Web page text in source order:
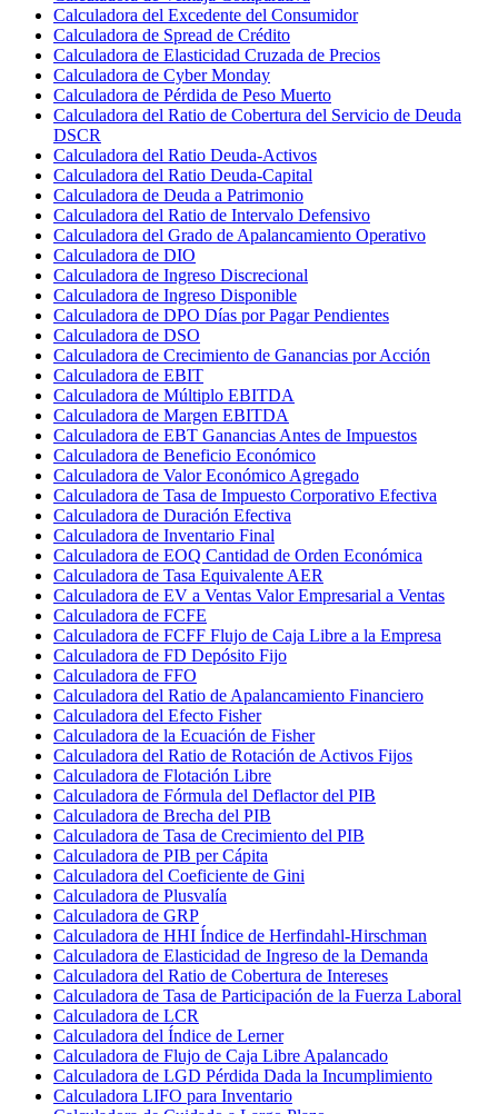
Calculadora del Excedente del Consumidor
Calculadora de Spread de Crédito
Calculadora de Elasticidad Cruzada de Precios
Calculadora de Cyber Monday
Calculadora de Pérdida de Peso Muerto
Calculadora del Ratio de Cobertura del Servicio de Deuda
DSCR
Calculadora del Ratio Deuda-Activos
Calculadora del Ratio Deuda-Capital
Calculadora de Deuda a Patrimonio
Calculadora del Ratio de Intervalo Defensivo
Calculadora del Grado de Apalancamiento Operativo
Calculadora de DIO
Calculadora de Ingreso Discrecional
Calculadora de Ingreso Disponible
Calculadora de DPO Días por Pagar Pendientes
Calculadora de DSO
Calculadora de Crecimiento de Ganancias por Acción
Calculadora de EBIT
Calculadora de Múltiplo EBITDA
Calculadora de Margen EBITDA
Calculadora de EBT Ganancias Antes de Impuestos
Calculadora de Beneficio Económico
Calculadora de Valor Económico Agregado
Calculadora de Tasa de Impuesto Corporativo Efectiva
Calculadora de Duración Efectiva
Calculadora de Inventario Final
Calculadora de EOQ Cantidad de Orden Económica
Calculadora de Tasa Equivalente AER
Calculadora de EV a Ventas Valor Empresarial a Ventas
Calculadora de FCFE
Calculadora de FCFF Flujo de Caja Libre a la Empresa
Calculadora de FD Depósito Fijo
Calculadora de FFO
Calculadora del Ratio de Apalancamiento Financiero
Calculadora del Efecto Fisher
Calculadora de la Ecuación de Fisher
Calculadora del Ratio de Rotación de Activos Fijos
Calculadora de Flotación Libre
Calculadora de Fórmula del Deflactor del PIB
Calculadora de Brecha del PIB
Calculadora de Tasa de Crecimiento del PIB
Calculadora de PIB per Cápita
Calculadora del Coeficiente de Gini
Calculadora de Plusvalía
Calculadora de GRP
Calculadora de HHI Índice de Herfindahl-Hirschman
Calculadora de Elasticidad de Ingreso de la Demanda
Calculadora del Ratio de Cobertura de Intereses
Calculadora de Tasa de Participación de la Fuerza Laboral
Calculadora de LCR
Calculadora del Índice de Lerner
Calculadora de Flujo de Caja Libre Apalancado
Calculadora de LGD Pérdida Dada la Incumplimiento
Calculadora LIFO para Inventario